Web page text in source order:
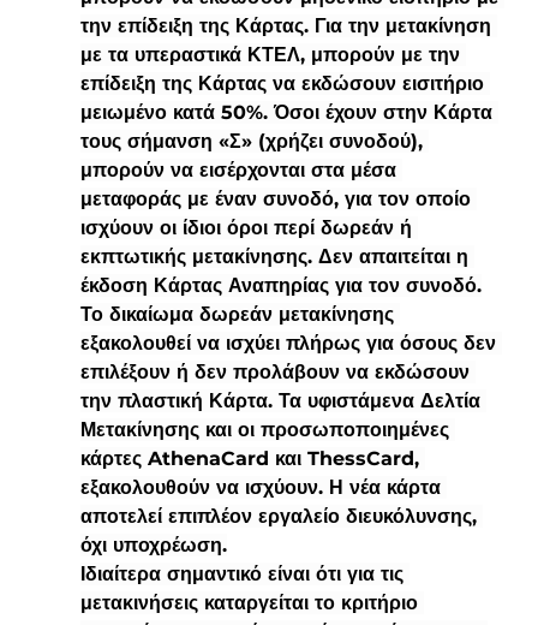
την επίδειξη της Κάρτας. Για την μετακίνηση
με τα υπεραστικά ΚΤΕΛ, μπορούν με την
επίδειξη της Κάρτας να εκδώσουν εισιτήριο
μειωμένο κατά 50%. Όσοι έχουν στην Κάρτα
τους σήμανση «Σ» (χρήζει συνοδού),
μπορούν να εισέρχονται στα μέσα
μεταφοράς με έναν συνοδό, για τον οποίο
ισχύουν οι ίδιοι όροι περί δωρεάν ή
εκπτωτικής μετακίνησης. Δεν απαιτείται η
έκδοση Κάρτας Αναπηρίας για τον συνοδό.
Το δικαίωμα δωρεάν μετακίνησης
εξακολουθεί να ισχύει πλήρως για όσους δεν
επιλέξουν ή δεν προλάβουν να εκδώσουν
την πλαστική Κάρτα. Τα υφιστάμενα Δελτία
Μετακίνησης και οι προσωποποιημένες
κάρτες AthenaCard και ThessCard,
εξακολουθούν να ισχύουν. Η νέα κάρτα
αποτελεί επιπλέον εργαλείο διευκόλυνσης,
όχι υποχρέωση.
Ιδιαίτερα σημαντικό είναι ότι για τις
μετακινήσεις καταργείται το κριτήριο